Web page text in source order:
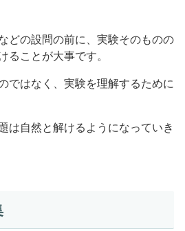
どの設問の前に、実験そのものの
ることが大事です。
ではなく、実験を理解するために
は自然と解けるようになっていき